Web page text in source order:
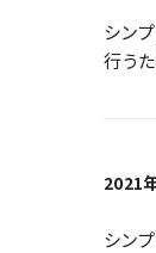
シン
行う
2021
シン